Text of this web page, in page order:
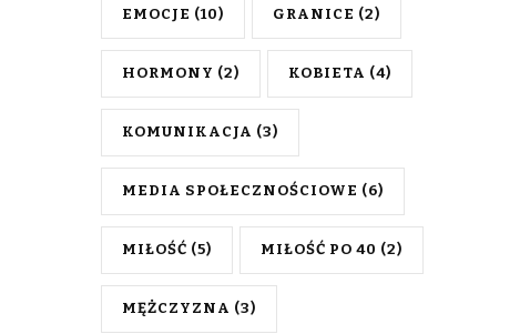
EMOCJE (10) GRANICE (2)
HORMONY (2) KOBIETA (4)
KOMUNIKACJA (3)
MEDIA SPOŁECZNOŚCIOWE (6)
MIŁOŚĆ (5) MIŁOŚĆ PO 40 (2)
MĘŻCZYZNA (3)